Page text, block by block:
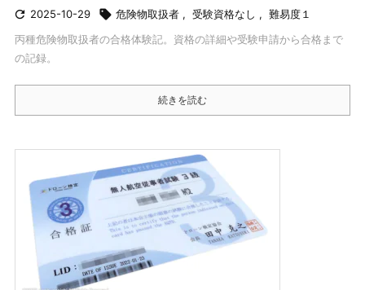
 2025-10-29  危険物取扱者 , 受験資格なし , 難易度１
丙種危険物取扱者の合格体験記。資格の詳細や受験申請から合格まで
の記録。
続きを読む